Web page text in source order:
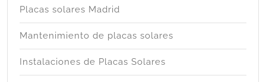
Placas solares Madrid
Mantenimiento de placas solares
Instalaciones de Placas Solares